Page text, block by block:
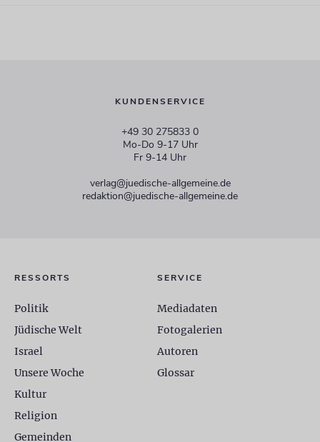
KUNDENSERVICE
+49 30 275833 0
Mo-Do 9-17 Uhr
Fr 9-14 Uhr
verlag@juedische-allgemeine.de
redaktion@juedische-allgemeine.de
RESSORTS
Politik
Jüdische Welt
Israel
Unsere Woche
Kultur
Religion
Gemeinden
SERVICE
Mediadaten
Fotogalerien
Autoren
Glossar